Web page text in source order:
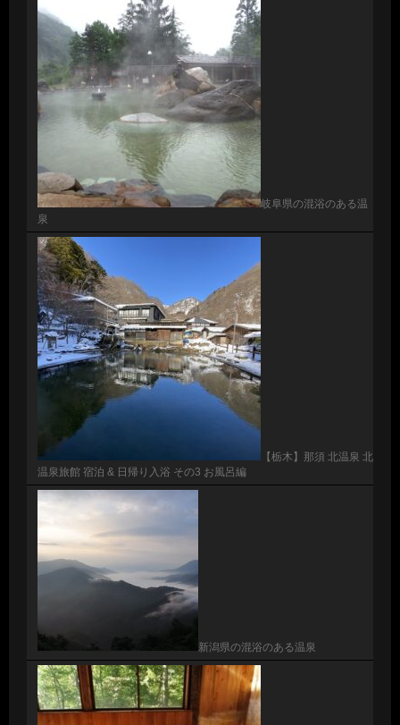
岐阜県の混浴のある温
泉
【栃木】那須 北温泉 北
温泉旅館 宿泊 & 日帰り入浴 その3 お風呂編
新潟県の混浴のある温泉